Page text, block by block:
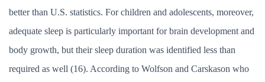
better than U.S. statistics. For children and adolescents, moreover,
adequate sleep is particularly important for brain development and
body growth, but their sleep duration was identified less than
required as well (16). According to Wolfson and Carskason who